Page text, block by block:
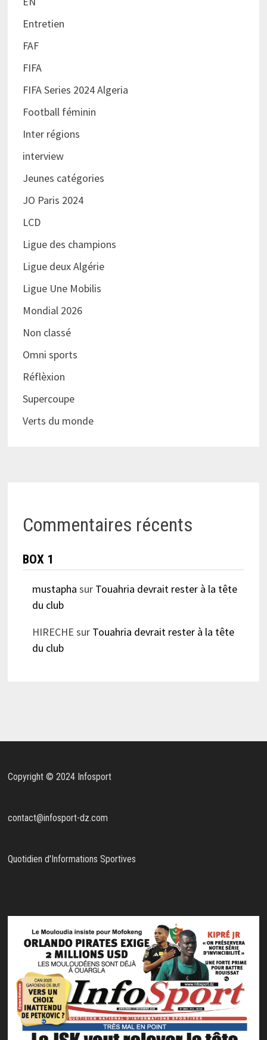
Entretien
FAF
FIFA
FIFA Series 2024 Algeria
Football féminin
Inter régions
interview
Jeunes catégories
JO Paris 2024
LCD
Ligue des champions
Ligue deux Algérie
Ligue Une Mobilis
Mondial 2026
Non classé
Omni sports
Réflèxion
Supercoupe
Verts du monde
Commentaires récents
BOX 1
mustapha sur Touahria devrait rester à la tête
du club
HIRECHE sur Touahria devrait rester à la tête
du club
Copyright © 2024 Infosport
contact@infosport-dz.com
Quotidien d'Informations Sportives